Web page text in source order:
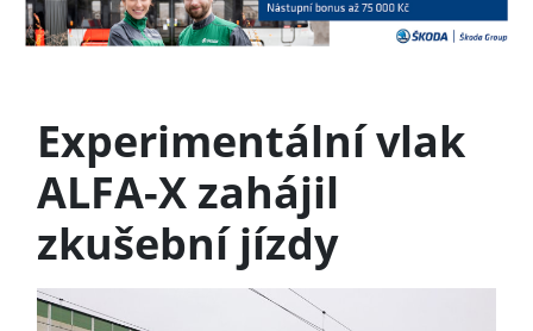
Experimentální vlak
ALFA-X zahájil
zkušební jízdy